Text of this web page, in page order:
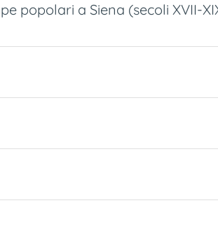
popolari a Siena (secoli XVII-